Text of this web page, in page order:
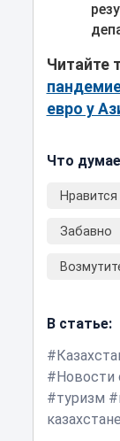
Читайте
евро у
Что
Нравится
Забавно
В статье:
Новости
туризм
казахстане